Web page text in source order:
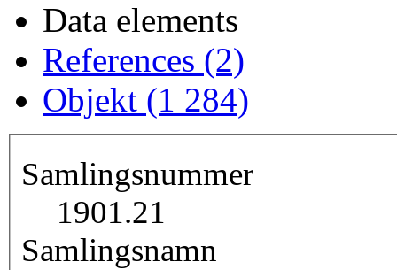
Data elements
References (2)
Objekt (1 284)
Samlingsnummer
1901.21
Samlingsnamn